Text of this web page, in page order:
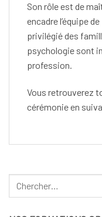
Son rôle est de
encadre l’équipe
privilégié des
psychologie sont
profession.
Vous retrouverez
cérémonie en